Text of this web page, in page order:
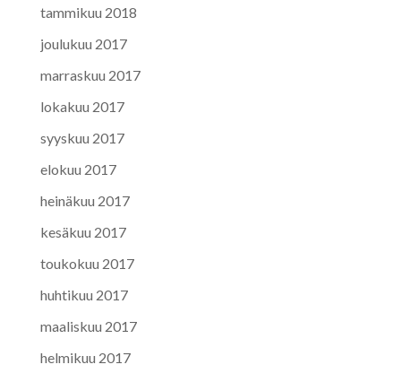
tammikuu 2018
joulukuu 2017
marraskuu 2017
lokakuu 2017
syyskuu 2017
elokuu 2017
heinäkuu 2017
kesäkuu 2017
toukokuu 2017
huhtikuu 2017
maaliskuu 2017
helmikuu 2017